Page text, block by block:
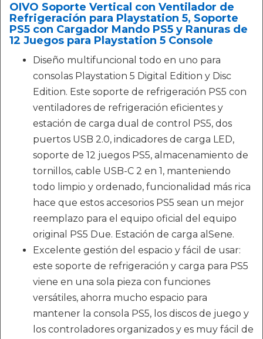
OIVO Soporte Vertical con Ventilador de
Refrigeración para Playstation 5, Soporte
PS5 con Cargador Mando PS5 y Ranuras de
12 Juegos para Playstation 5 Console
Diseño multifuncional todo en uno para
consolas Playstation 5 Digital Edition y Disc
Edition. Este soporte de refrigeración PS5 con
ventiladores de refrigeración eficientes y
estación de carga dual de control PS5, dos
puertos USB 2.0, indicadores de carga LED,
soporte de 12 juegos PS5, almacenamiento de
tornillos, cable USB-C 2 en 1, manteniendo
todo limpio y ordenado, funcionalidad más rica
hace que estos accesorios PS5 sean un mejor
reemplazo para el equipo oficial del equipo
original PS5 Due. Estación de carga alSene.
Excelente gestión del espacio y fácil de usar:
este soporte de refrigeración y carga para PS5
viene en una sola pieza con funciones
versátiles, ahorra mucho espacio para
mantener la consola PS5, los discos de juego y
los controladores organizados y es muy fácil de